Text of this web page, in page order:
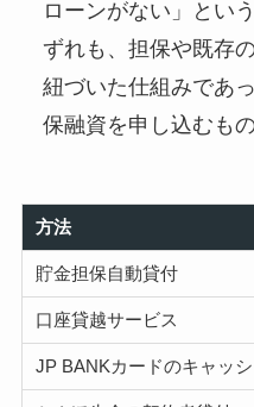
ローンがない」とい
ずれも、担保や既存
紐づいた仕組みであ
保融資を申し込むも
方法
貯金担保自動貸付
口座貸越サービス
JP BANKカードのキャッ